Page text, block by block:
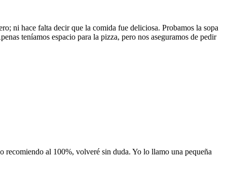
ni hace falta decir que la comida fue deliciosa. Probamos la sopa
teníamos espacio para la pizza, pero nos aseguramos de pedir
al 100%, volveré sin duda. Yo lo llamo una pequeña